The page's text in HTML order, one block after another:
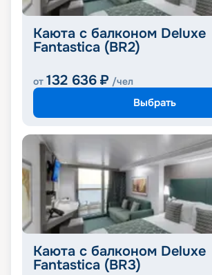
Каюта с балконом Deluxe
Fantastica (BR2)
от 132 636 ₽ /чел
Выбрать
Каюта с балконом Deluxe
Fantastica (BR3)